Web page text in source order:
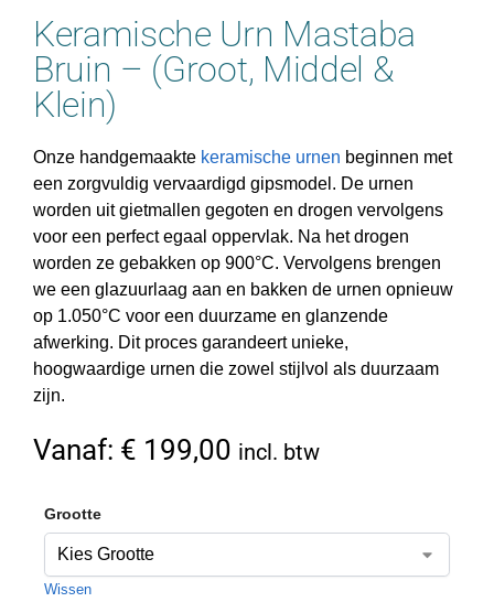
Keramische Urn Mastaba
Bruin – (Groot, Middel &
Klein)
Onze handgemaakte keramische urnen beginnen met
een zorgvuldig vervaardigd gipsmodel. De urnen
worden uit gietmallen gegoten en drogen vervolgens
voor een perfect egaal oppervlak. Na het drogen
worden ze gebakken op 900°C. Vervolgens brengen
we een glazuurlaag aan en bakken de urnen opnieuw
op 1.050°C voor een duurzame en glanzende
afwerking. Dit proces garandeert unieke,
hoogwaardige urnen die zowel stijlvol als duurzaam
zijn.
Vanaf: € 199,00 incl. btw
Grootte
Wissen